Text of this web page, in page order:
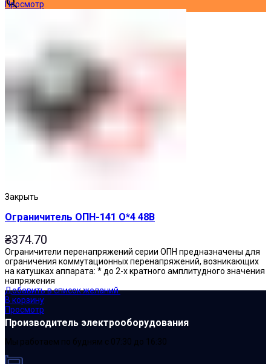
Просмотр
Закрыть
Ограничитель ОПН-141 О*4 48В
₴374.70
Ограничители перенапряжений серии ОПН предназначены для
ограничения коммутационных перенапряжений, возникающих
на катушках аппарата: * до 2-х кратного амплитудного значения
напряжения
Добавить в список желаний
В корзину
Просмотр
Производитель электрооборудования
Мы работаем по будням с 07:30 до 16:30